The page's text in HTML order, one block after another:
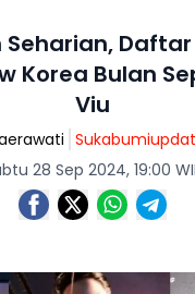
Seharian,
Korea Bulan
Viu
28 Sep 2024, 19:00